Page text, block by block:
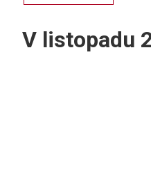
V listopadu